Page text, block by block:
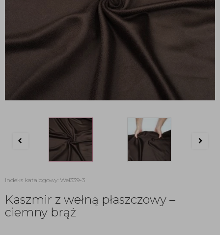
indeks katalogowy: Weł339-3
Kaszmir z wełną płaszczowy –
ciemny brąż